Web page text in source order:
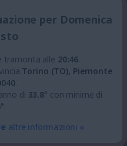
per Domenica
tramonta alle 20:46.
Torino (TO), Piemonte
.
di 33.8° con minime di
°.
altre informazioni «